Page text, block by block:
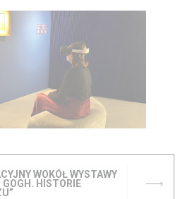
WOKÓŁ WYSTAWY
GOGH. HISTORIE